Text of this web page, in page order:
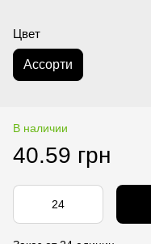
Цвет
Асcорти
В наличии
40.59 грн